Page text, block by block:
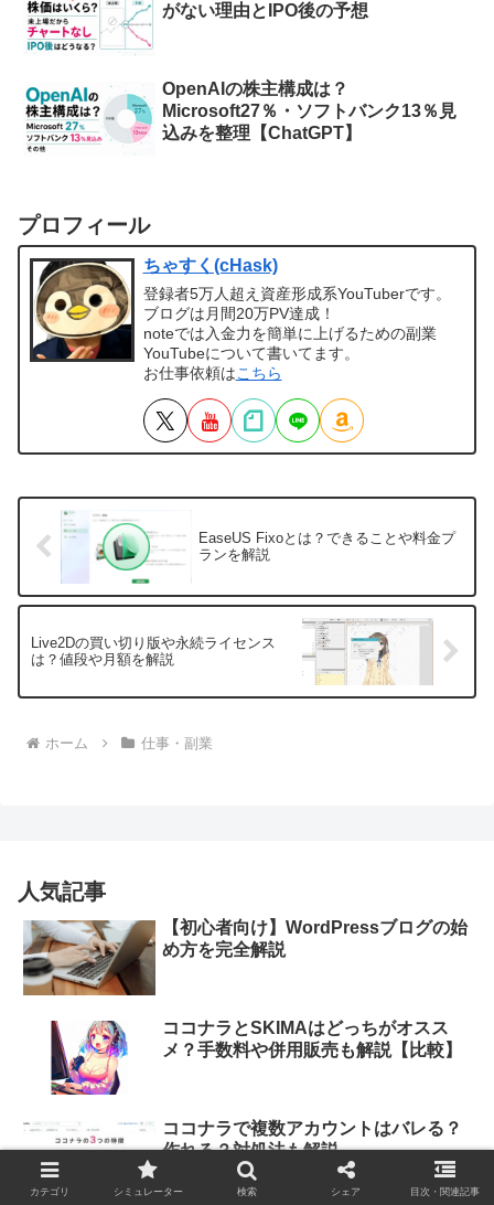
がない理由とIPO後の予想
OpenAIの株主構成は？
Microsoft27％・ソフトバンク13％見
込みを整理【ChatGPT】
プロフィール
ちゃすく(cHask)
登録者5万人超え資産形成系YouTuberです。
ブログは月間20万PV達成！
noteでは入金力を簡単に上げるための副業
YouTubeについて書いてます。
お仕事依頼はこちら
EaseUS Fixoとは？できることや料金プ
ランを解説
Live2Dの買い切り版や永続ライセンス
は？値段や月額を解説
ホーム 仕事・副業
人気記事
【初心者向け】WordPressブログの始
め方を完全解説
ココナラとSKIMAはどっちがオスス
メ？手数料や併用販売も解説【比較】
ココナラで複数アカウントはバレる？
作れる？対処法も解説
カテゴリ シミュレーター 検索 シェア 目次・関連記事